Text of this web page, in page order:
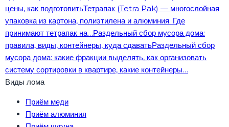
цены, как подготовитьТетрапак (Tetra Pak) — многослойная
упаковка из картона, полиэтилена и алюминия. Где
принимают тетрапак на…Раздельный сбор мусора дома:
правила, виды, контейнеры, куда сдаватьРаздельный сбор
мусора дома: какие фракции выделять, как организовать
систему сортировки в квартире, какие контейнеры…
Виды лома
Приём меди
Приём алюминия